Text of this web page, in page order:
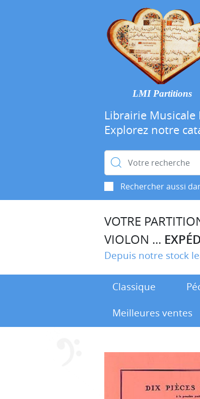
LMI Partitions
Librairie
Explorez notre
Rechercher :
Rechercher aussi
VOTRE
VIOLON ...
Depuis notre stock
Classique
Meilleures ventes